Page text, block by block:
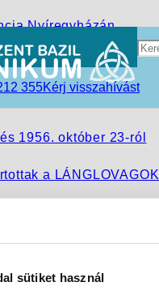
sütiket használ
355Kérj visszahívást
Nyíregyházán
1956. október 23-ról
a LÁNGLOVAGOK
a Telegdiben